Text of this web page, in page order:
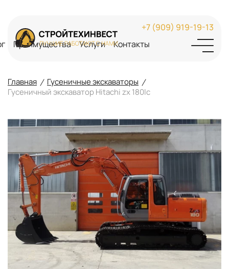
Преимущества Услуги Контакты
+7 (909) 919-19-13
Главная
Гусеничные экскаваторы
Гусеничный экскаватор Hitachi zx 180lc